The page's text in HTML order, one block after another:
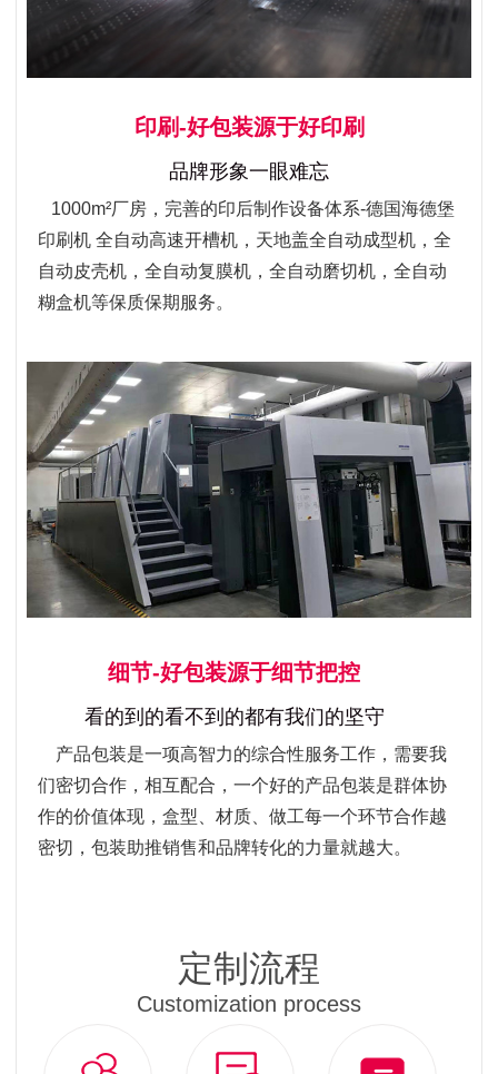
印刷-好包装源于好印刷
品牌形象一眼难忘
1000m²厂房，完善的印后制作设备体系-德国海德堡
印刷机 全自动高速开槽机，天地盖全自动成型机，全
自动皮壳机，全自动复膜机，全自动磨切机，全自动
糊盒机等保质保期服务。
细节-好包装源于细节把控
看的到的看不到的都有我们的坚守
产品包装是一项高智力的综合性服务工作，需要我
们密切合作，相互配合，一个好的产品包装是群体协
作的价值体现，盒型、材质、做工每一个环节合作越
密切，包装助推销售和品牌转化的力量就越大。
定制流程
Customization process